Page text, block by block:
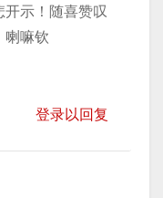
示！随喜赞叹
喇嘛钦
登录以回复